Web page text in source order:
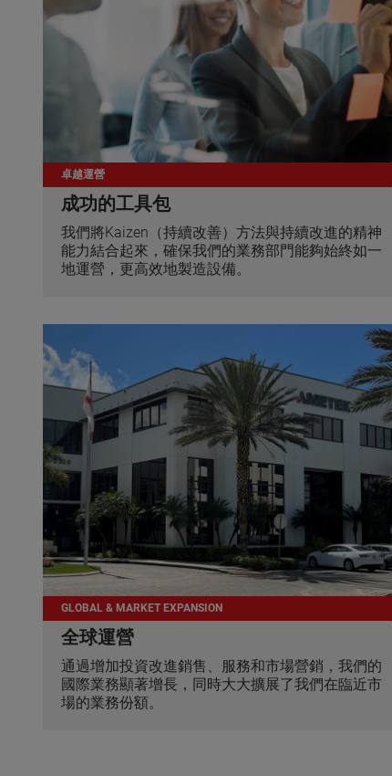
卓越運營
成功的工具包
我們將Kaizen（持續改善）方法與持續改進的精神
能力結合起來，確保我們的業務部門能夠始終如一
地運營，更高效地製造設備。
GLOBAL & MARKET EXPANSION
全球運營
通過增加投資改進銷售、服務和市場營銷，我們的
國際業務顯著增長，同時大大擴展了我們在臨近市
場的業務份額。